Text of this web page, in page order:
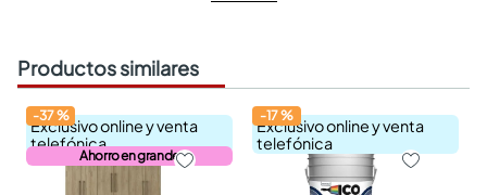
Productos similares
Exclusivo online y venta
telefónica
Ahorro en grande
-37%
Exclusivo online y venta
telefónica
-17%